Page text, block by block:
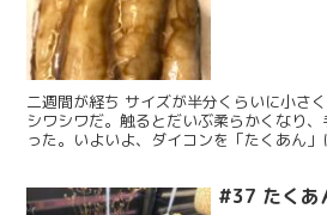
二週間が経ち サイズが半分くらいに小さ
シワシワだ。触るとだいぶ柔らかくなり
った。いよいよ、ダイコンを「たくあん
#37 たくあ